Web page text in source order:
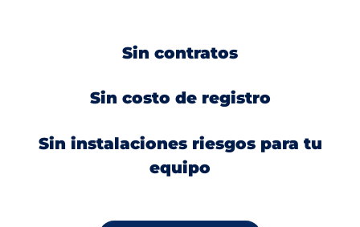
Sin contratos
Sin costo de registro
Sin instalaciones riesgos para tu
equipo